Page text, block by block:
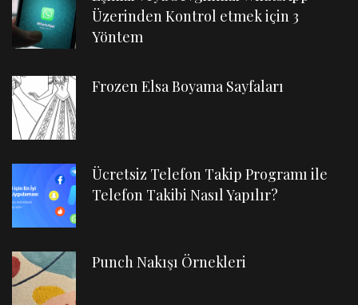
Üzerinden Kontrol etmek için 3
Yöntem
Frozen Elsa Boyama Sayfaları
Ücretsiz Telefon Takip Programı ile
Telefon Takibi Nasıl Yapılır?
Punch Nakışı Örnekleri